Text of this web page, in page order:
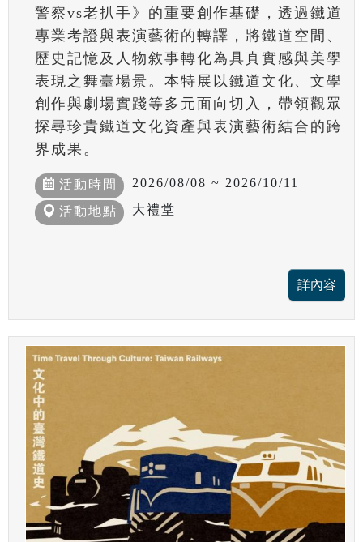
警察vs老扒手》的重要創作基礎，透過鐵道
專業考證與表演藝術的轉譯，將鐵道空間、
歷史記憶及人物敘事轉化為具真實感與美學
表現之舞臺場景。本特展以鐵道文化、文學
創作與劇場實踐等多元面向切入，帶領觀眾
探尋珍貴鐵道文化資產與表演藝術結合的跨
界成果。
活動時間 2026/08/08 ~ 2026/10/11
活動地點 大禮堂